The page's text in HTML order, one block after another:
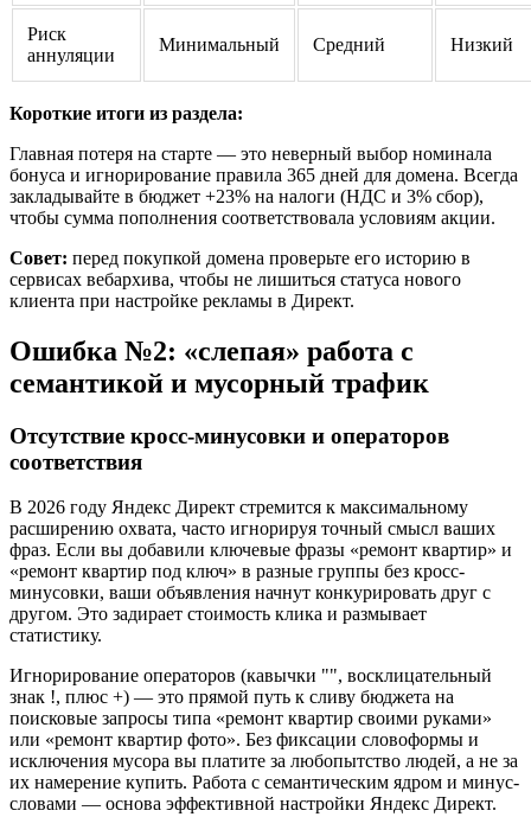
Риск
аннуляции
Минимальный Средний Низкий
Короткие итоги из раздела:
Главная потеря на старте — это неверный выбор номинала
бонуса и игнорирование правила 365 дней для домена. Всегда
закладывайте в бюджет +23% на налоги (НДС и 3% сбор),
чтобы сумма пополнения соответствовала условиям акции.
Совет: перед покупкой домена проверьте его историю в
сервисах вебархива, чтобы не лишиться статуса нового
клиента при настройке рекламы в Директ.
Ошибка №2: «слепая» работа с
семантикой и мусорный трафик
Отсутствие кросс-минусовки и операторов
соответствия
В 2026 году Яндекс Директ стремится к максимальному
расширению охвата, часто игнорируя точный смысл ваших
фраз. Если вы добавили ключевые фразы «ремонт квартир» и
«ремонт квартир под ключ» в разные группы без кросс-
минусовки, ваши объявления начнут конкурировать друг с
другом. Это задирает стоимость клика и размывает
статистику.
Игнорирование операторов (кавычки "", восклицательный
знак !, плюс +) — это прямой путь к сливу бюджета на
поисковые запросы типа «ремонт квартир своими руками»
или «ремонт квартир фото». Без фиксации словоформы и
исключения мусора вы платите за любопытство людей, а не за
их намерение купить. Работа с семантическим ядром и минус-
словами — основа эффективной настройки Яндекс Директ.